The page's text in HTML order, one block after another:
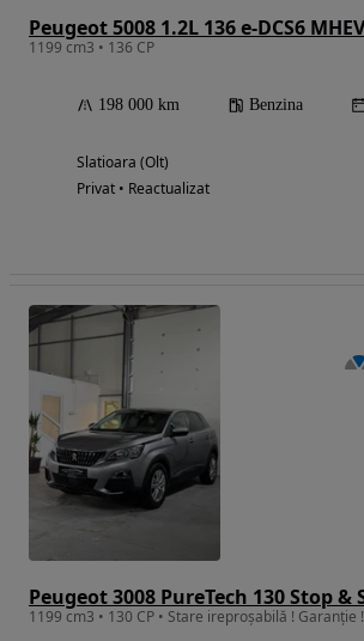
1199 cm3 • 136 CP
198 000 km Benzina
Slatioara (Olt)
Privat • Reactualizat
1199 cm3 • 130 CP • Stare ireproșabilă ! Garanție !